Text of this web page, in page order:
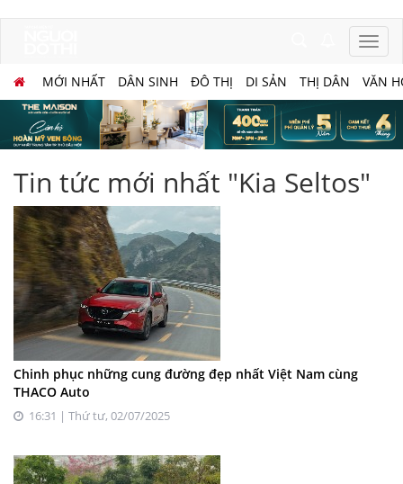
MỚI NHẤT DÂN SINH ĐÔ THỊ DI SẢN THỊ DÂN VĂN
Tin tức mới nhất "Kia Seltos"
Chinh phục những cung đường đẹp nhất Việt Nam cùng
THACO Auto
16:31 | Thứ tư, 02/07/2025